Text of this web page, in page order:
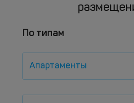
По типам
Апартаменты